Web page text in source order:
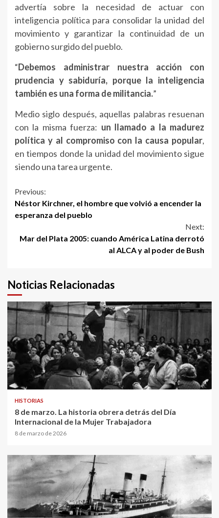
advertía sobre la necesidad de actuar con
inteligencia política para consolidar la unidad del
movimiento y garantizar la continuidad de un
gobierno surgido del pueblo.
“Debemos administrar nuestra acción con
prudencia y sabiduría, porque la inteligencia
también es una forma de militancia.”
Medio siglo después, aquellas palabras resuenan
con la misma fuerza: un llamado a la madurez
política y al compromiso con la causa popular,
en tiempos donde la unidad del movimiento sigue
siendo una tarea urgente.
Continue
Reading
Previous:
Néstor Kirchner, el hombre que volvió a encender la
esperanza del pueblo
Next:
Mar del Plata 2005: cuando América Latina derrotó
al ALCA y al poder de Bush
Noticias Relacionadas
HISTORIAS
8 de marzo. La historia obrera detrás del Día
Internacional de la Mujer Trabajadora
8 de marzo de 2026